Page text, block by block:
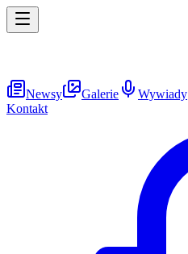
Newsy Galerie Wywiady
Kontakt